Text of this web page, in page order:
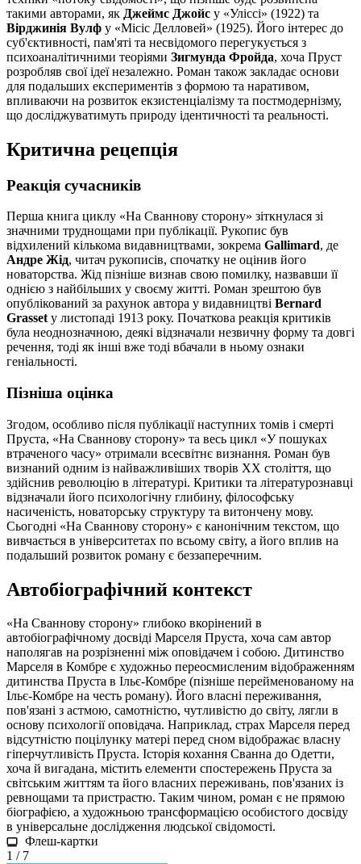
такими авторами, як Джеймс Джойс у «Уліссі» (1922) та
Вірджинія Вулф у «Місіс Делловей» (1925). Його інтерес до
суб'єктивності, пам'яті та несвідомого перегукується з
психоаналітичними теоріями Зигмунда Фройда, хоча Пруст
розробляв свої ідеї незалежно. Роман також закладає основи
для подальших експериментів з формою та наративом,
впливаючи на розвиток екзистенціалізму та постмодернізму,
що досліджуватимуть природу ідентичності та реальності.
Критична рецепція
Реакція сучасників
Перша книга циклу «На Сваннову сторону» зіткнулася зі
значними труднощами при публікації. Рукопис був
відхилений кількома видавництвами, зокрема Gallimard, де
Андре Жід, читач рукописів, спочатку не оцінив його
новаторства. Жід пізніше визнав свою помилку, назвавши її
однією з найбільших у своєму житті. Роман зрештою був
опублікований за рахунок автора у видавництві Bernard
Grasset у листопаді 1913 року. Початкова реакція критиків
була неоднозначною, деякі відзначали незвичну форму та довгі
речення, тоді як інші вже тоді вбачали в ньому ознаки
геніальності.
Пізніша оцінка
Згодом, особливо після публікації наступних томів і смерті
Пруста, «На Сваннову сторону» та весь цикл «У пошуках
втраченого часу» отримали всесвітнє визнання. Роман був
визнаний одним із найважливіших творів XX століття, що
здійснив революцію в літературі. Критики та літературознавці
відзначали його психологічну глибину, філософську
насиченість, новаторську структуру та витончену мову.
Сьогодні «На Сваннову сторону» є канонічним текстом, що
вивчається в університетах по всьому світу, а його вплив на
подальший розвиток роману є беззаперечним.
Автобіографічний контекст
«На Сваннову сторону» глибоко вкорінений в
автобіографічному досвіді Марселя Пруста, хоча сам автор
наполягав на розрізненні між оповідачем і собою. Дитинство
Марселя в Комбре є художньо переосмисленим відображенням
дитинства Пруста в Ільє-Комбре (пізніше перейменованому на
Ільє-Комбре на честь роману). Його власні переживання,
пов'язані з астмою, самотністю, чутливістю до світу, лягли в
основу психології оповідача. Наприклад, страх Марселя перед
відсутністю поцілунку матері перед сном відображає власну
гіперчутливість Пруста. Історія кохання Сванна до Одетти,
хоча й вигадана, містить елементи спостережень Пруста за
світським життям та його власних переживань, пов'язаних із
ревнощами та пристрастю. Таким чином, роман є не прямою
біографією, а художньою трансформацією особистого досвіду
в універсальне дослідження людської свідомості.
Флеш-картки
1 / 7